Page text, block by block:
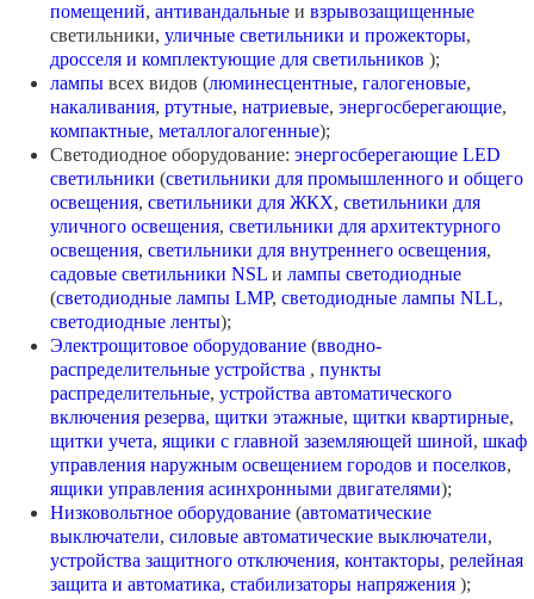
помещений, антивандальные и взрывозащищенные
светильники, уличные светильники и прожекторы,
дросселя и комплектующие для светильников );
лампы всех видов (люминесцентные, галогеновые,
накаливания, ртутные, натриевые, энергосберегающие,
компактные, металлогалогенные);
Светодиодное оборудование: энергосберегающие LED
светильники (светильники для промышленного и общего
освещения, светильники для ЖКХ, светильники для
уличного освещения, светильники для архитектурного
освещения, светильники для внутреннего освещения,
садовые светильники NSL и лампы светодиодные
(светодиодные лампы LMP, светодиодные лампы NLL,
светодиодные ленты);
Электрощитовое оборудование (вводно-
распределительные устройства , пункты
распределительные, устройства автоматического
включения резерва, щитки этажные, щитки квартирные,
щитки учета, ящики с главной заземляющей шиной, шкаф
управления наружным освещением городов и поселков,
ящики управления асинхронными двигателями);
Низковольтное оборудование (автоматические
выключатели, силовые автоматические выключатели,
устройства защитного отключения, контакторы, релейная
защита и автоматика, стабилизаторы напряжения );